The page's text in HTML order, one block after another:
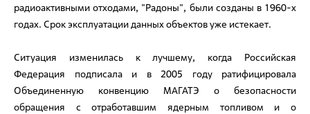
радиоактивными отходами, "Радоны", были созданы в 1960-х
годах. Срок эксплуатации данных объектов уже истекает.
Ситуация изменилась к лучшему, когда Российская
Федерация подписала и в 2005 году ратифицировала
Объединенную конвенцию МАГАТЭ о безопасности
обращения с отработавшим ядерным топливом и о